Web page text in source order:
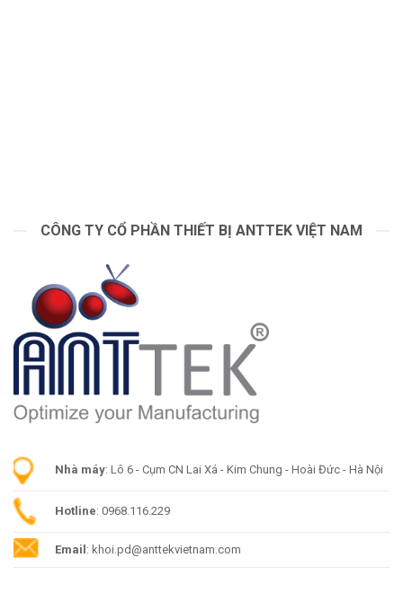
CÔNG TY CỔ PHẦN THIẾT BỊ ANTTEK VIỆT NAM
Nhà máy: Lô 6 - Cụm CN Lai Xá - Kim Chung - Hoài Đức - Hà Nội
Hotline: 0968.116.229
Email : khoi.pd@anttekvietnam.com